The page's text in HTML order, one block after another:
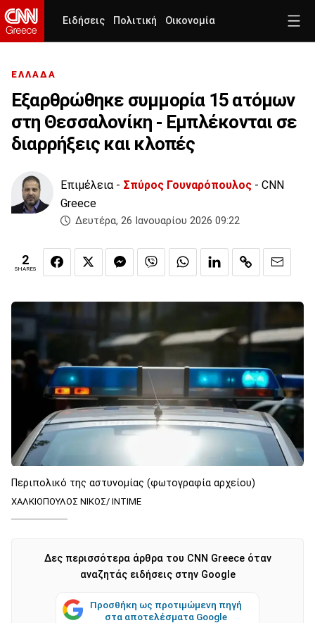
Ειδήσεις Πολιτική Οικονομία
ΕΛΛΑΔΑ
Εξαρθρώθηκε συμμορία 15 ατόμων
στη Θεσσαλονίκη - Εμπλέκονται σε
διαρρήξεις και κλοπές
Επιμέλεια - Σπύρος Γουναρόπουλος - CNN
Greece
Δευτέρα, 26 Ιανουαρίου 2026 09:22
2
SHARES
Περιπολικό της αστυνομίας (φωτογραφία αρχείου)
ΧΑΛΚΙΟΠΟΥΛΟΣ ΝΙΚΟΣ/ ΙΝΤΙΜΕ
Δες περισσότερα άρθρα του CNN Greece όταν
αναζητάς ειδήσεις στην Google
Προσθήκη ως προτιμώμενη πηγή
στα αποτελέσματα Google